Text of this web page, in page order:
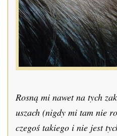
Rosną mi nawet na tych
uszach (nigdy mi tam nie
czegoś takiego i nie jest